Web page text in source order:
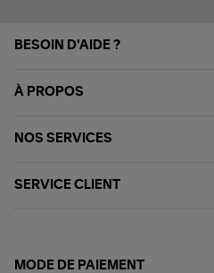
BESOIN D'AIDE ?
À PROPOS
NOS SERVICES
SERVICE CLIENT
MODE DE PAIEMENT